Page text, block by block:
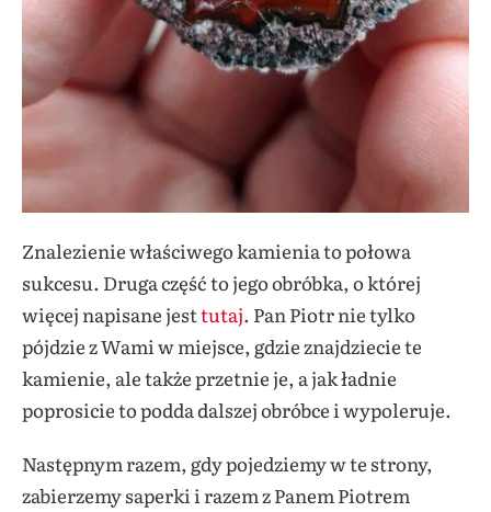
Znalezienie właściwego kamienia to połowa
sukcesu. Druga część to jego obróbka, o której
więcej napisane jesttutaj. Pan Piotr nie tylko
pójdzie z Wami w miejsce, gdzie znajdziecie te
kamienie, ale także przetnie je, a jak ładnie
poprosicie to podda dalszej obróbce i wypoleruje.
Następnym razem, gdy pojedziemy w te strony,
zabierzemy saperki i razem z Panem Piotrem